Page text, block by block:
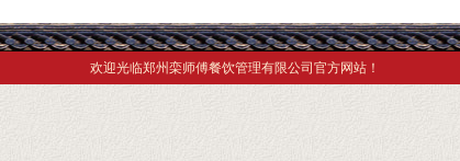
欢迎光临郑州栾师傅餐饮管理有限公司官方网站！